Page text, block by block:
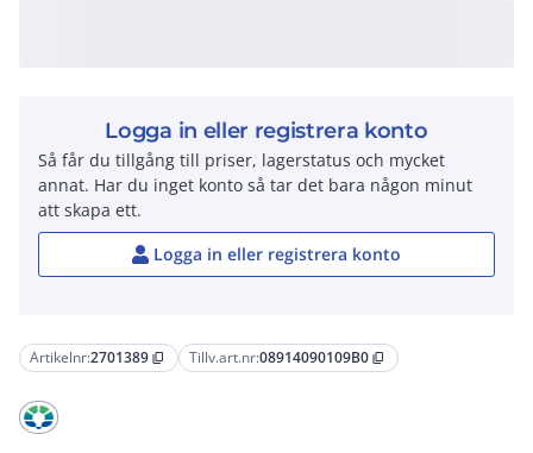
Artikelnr:2701389 content_copy Tillv.art.nr:08914090109B0 content_copy
Logga in eller registrera konto
Så får du tillgång till priser, lagerstatus och mycket
annat. Har du inget konto så tar det bara någon minut
att skapa ett.
Logga in eller registrera konto